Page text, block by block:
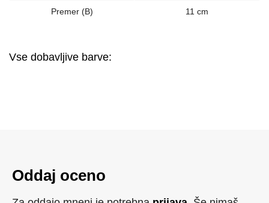
Premer (B) 11 cm
Vse dobavljive barve:
Oddaj oceno